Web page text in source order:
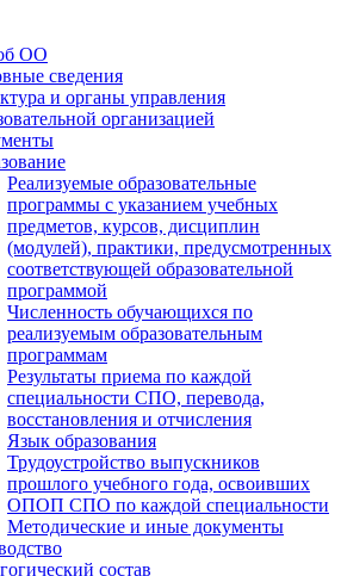
ОО
сведения
и органы управления
организацией
Реализуемые образовательные
программы с указанием учебных
предметов, курсов, дисциплин
(модулей), практики, предусмотренных
соответствующей образовательной
программой
Численность обучающихся по
реализуемым образовательным
программам
Результаты приема по каждой
специальности СПО, перевода,
восстановления и отчисления
Язык образования
Трудоустройство выпускников
прошлого учебного года, освоивших
ОПОП СПО по каждой специальности
Методические и иные документы
состав